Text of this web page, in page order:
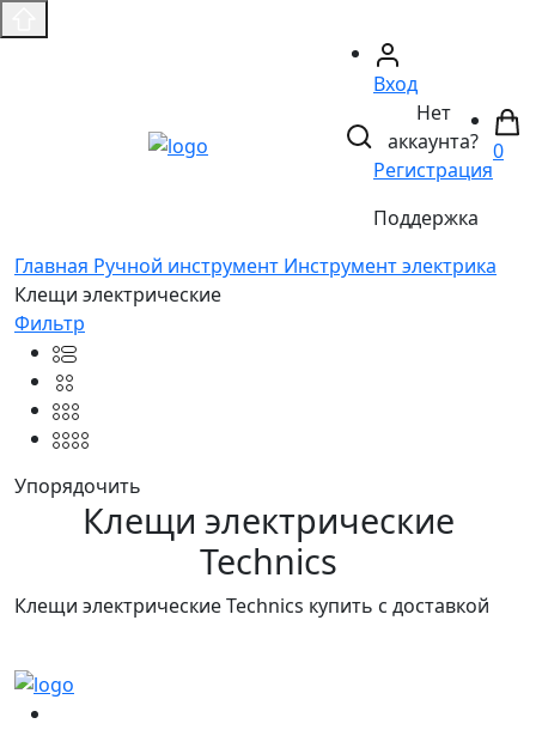
Вход
Нет
аккаунта?
Регистрация
Поддержка
0
Главная Ручной инструмент Инструмент электрика
Клещи электрические
Фильтр
Упорядочить
Клещи электрические
Technics
Клещи электрические Technics купить с доставкой